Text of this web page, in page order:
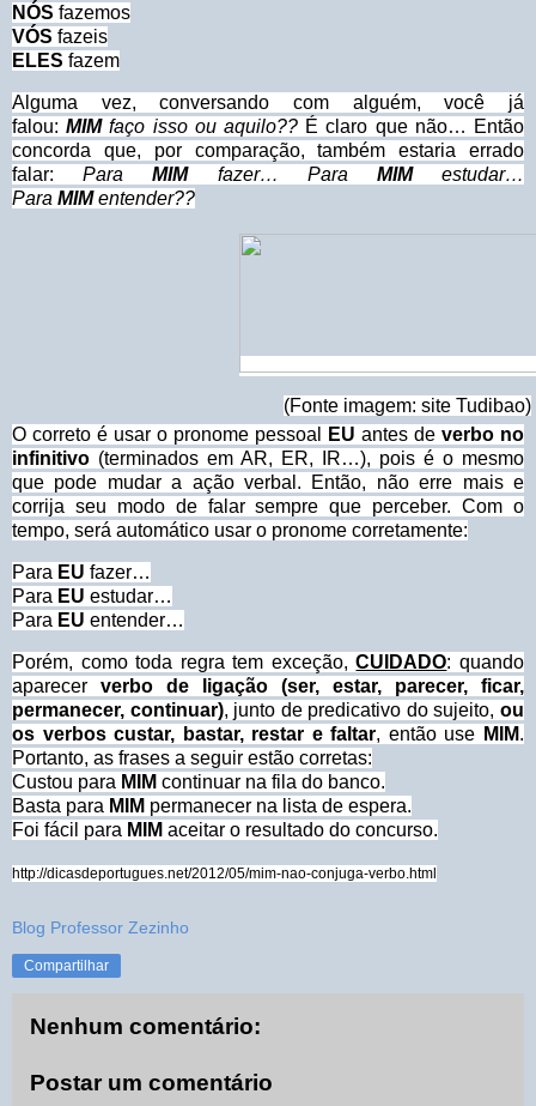
NÓS fazemos
VÓS fazeis
ELES fazem
Alguma vez, conversando com alguém, você já
falou:MIMfaço isso ou aquilo?? É claro que não… Então
concorda que, por comparação, também estaria errado
falar:ParaMIMfazer… Para MIMestudar…
Para MIMentender??
(Fonte imagem: site Tudibao)
O correto é usar o pronome pessoal
EU antes de verbo no
infinitivo (terminados em AR, ER, IR…), pois é o mesmo
que pode mudar a ação verbal. Então, não erre mais e
corrija seu modo de falar sempre que perceber. Com o
tempo, será automático usar o pronome corretamente:
Para EU fazer…
Para EU estudar…
Para EU entender…
Porém, como toda regra tem exceção,CUIDADO: quando
aparecer verbo de ligação (ser, estar, parecer, ficar,
permanecer, continuar), junto de predicativo do sujeito,ou
os verbos custar, bastar, restar e faltar, então use MIM.
Portanto, as frases a seguir estão corretas:
Custou para MIM continuar na fila do banco.
Basta para MIM permanecer na lista de espera.
Foi fácil para MIM aceitar o resultado do concurso.
http://dicasdeportugues.net/2012/05/mim-nao-conjuga-verbo.html
Blog Professor Zezinho
Compartilhar
Nenhum comentário:
Postar um comentário